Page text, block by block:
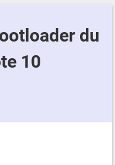
10